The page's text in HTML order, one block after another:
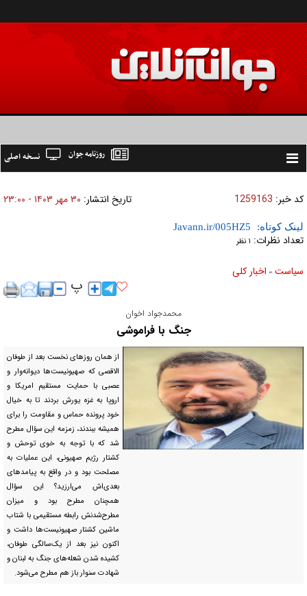
Toggle
نسخه اصلی روزنامه جوان
کد خبر: 1259163 تاریخ انتشار: ۳۰ مهر ۱۴۰۳ - ۲۳:۰۰
لینک کوتاه:
تعداد نظرات: ۱ نظر
سیاست » اخبار کلی
محمدجواد اخوان
جنگ با فراموشی
از همان روز‌های نخست بعد از طوفان
الاقصی که صهیونیست‌ها دیوانه‌وار و
عصبی با حمایت مستقیم امریکا و
اروپا به غزه یورش بردند تا به خیال
خود پرونده حماس و مقاومت را برای
همیشه ببندند، زمزمه این سؤال مطرح
شد که با توجه به خوی توحش و
کشتار رژیم صهیونی، این عملیات به
مصلحت بود و در واقع به پیامد‌های
بعدی‌اش می‌ارزید؟ این سؤال
همچنان مطرح بود و میزان
مطرح‌شدنش رابطه مستقیمی با شتاب
ماشین کشتار صهیونیست‌ها داشت و
اکنون نیز بعد از یک‌سالگی طوفان،
کشیده شدن شعله‌های جنگ به لبنان و
شهادت سنوار باز هم مطرح می‌شود.